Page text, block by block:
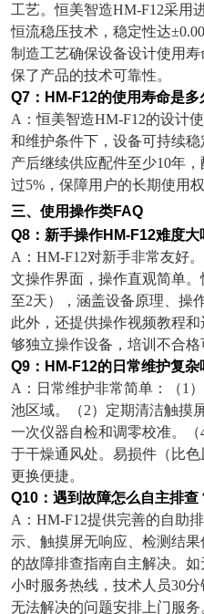
工艺。恒美智造HM-F12采用
恒流稳压技术，稳定性达
制造工艺确保设备设计使用寿
保了产品的技术可靠性。
Q7 ： HM-F12的使用寿命是多
A ：恒美智造HM-F12的设计
和维护条件下，设备可持续
产后继续供应配件至少10年，
过5% ，保障用户的长期使用权
三、使用操作类FAQ
Q8 ：新手操作HM-F12难度大
A ： HM-F12对新手非常友好。
文操作界面，操作直观简单
至2天），涵盖设备原理、操
此外，还提供操作视频教程
够独立操作设备，培训不合格
Q9 ： HM-F12的日常维护复杂
A ：日常维护非常简单：（1
池区域。（2）定期清洁触摸
一次仪器自检和调零校准。（
于干燥通风处。易损件（比
更换便捷。
Q10 ：遇到故障怎么自主排查
A ： HM-F12提供完善的自助
示、触摸屏无响应、检测结
的故障排查指南自主解决。
小时服务热线，技术人员30分
无法解决的问题安排上门服务